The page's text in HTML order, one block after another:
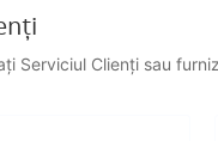
Serviciul Clienți sau